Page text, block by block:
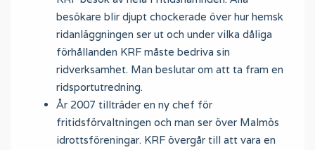
besökare blir djupt chockerade över hur hemsk
ridanläggningen ser ut och under vilka dåliga
förhållanden KRF måste bedriva sin
ridverksamhet. Man beslutar om att ta fram en
ridsportutredning.
År 2007 tillträder en ny chef för
fritidsförvaltningen och man ser över Malmös
idrottsföreningar. KRF övergår till att vara en